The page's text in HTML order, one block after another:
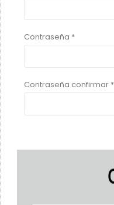
Contraseña *
Contraseña confirmar *